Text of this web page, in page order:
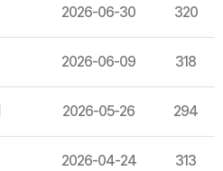
2026-06-30 320
2026-06-09 318
2026-05-26 294
2026-04-24 313